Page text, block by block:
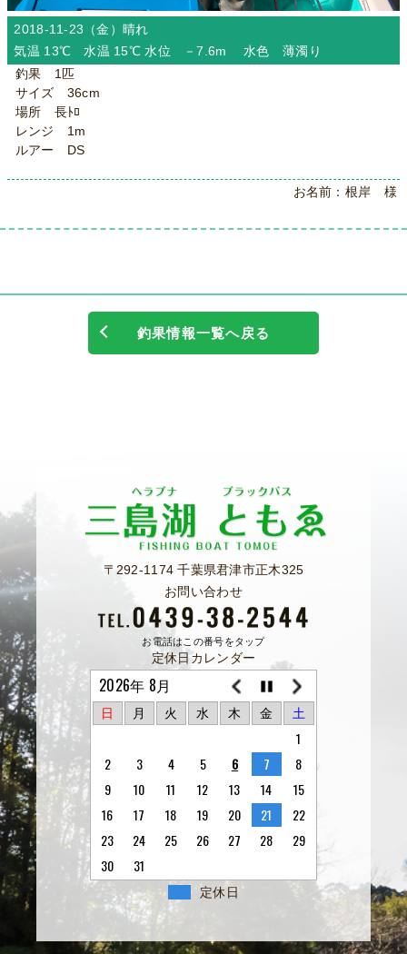
2018-11-23（金）晴れ
気温 13℃ 水温 15℃ 水位 －7.6m 水色 薄濁り
釣果 1匹
サイズ 36cm
場所 長ﾄﾛ
レンジ 1m
ルアー DS
お名前：根岸 様
釣果情報一覧へ戻る
〒292-1174 千葉県君津市正木325
お問い合わせ
お電話はこの番号をタップ
定休日カレンダー
2026年 8月
日 月 火 水 木 金 土
1
2
3 4 5 6 7
8
9
10 11 12 13 14
15
16
17 18 19 20 21
22
23
24 25 26 27 28
29
30
31
定休日